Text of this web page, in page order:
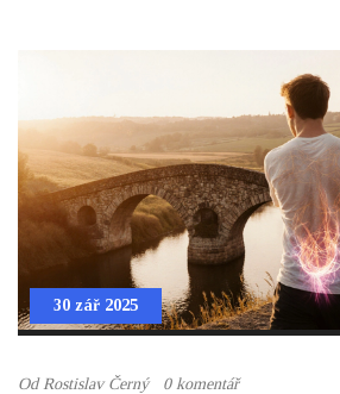
30 zář 2025
OdRostislav Černý 0 komentář